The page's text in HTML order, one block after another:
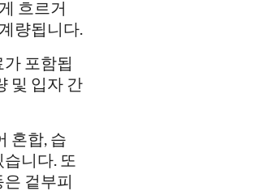
흐르거
량됩니다.
포함됩
및 입자 간
혼합, 습
니다. 또
겉부피